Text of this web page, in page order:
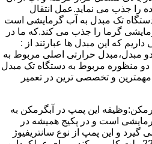
را جذب می نماید.عمل انتقال
تک مبدل به آب گرمایشی است
گرما را جذب می کند.که ما در
که این مبدل ها عبارتند از :
مبدل،مبدل حرارتی اصلی مربوط به
منظوره مربوط به دستگاه تک مبدل
و تخصصی ترین در تعمیر
این پمپ در آبگرمکن به
است و در پکیج همیشه در
و این پمپ از نوع سانتریفیوژ